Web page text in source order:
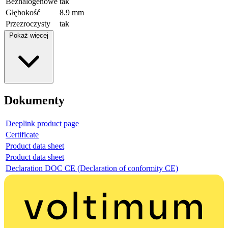
Głębokość
8.9 mm
Przezroczysty
tak
Pokaż więcej
Dokumenty
Deeplink product page
Certificate
Product data sheet
Product data sheet
Declaration DOC CE (Declaration of conformity CE)